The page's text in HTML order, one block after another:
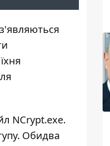
NCrypt.exe.
Обидва